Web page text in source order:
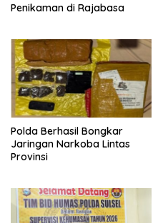
Penikaman di Rajabasa
Polda Berhasil Bongkar
Jaringan Narkoba Lintas
Provinsi